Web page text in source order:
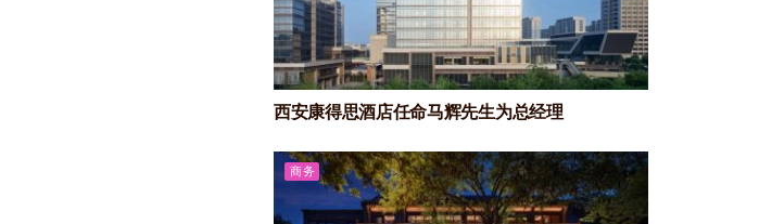
西安康得思酒店任命马辉先生为总经理
商务